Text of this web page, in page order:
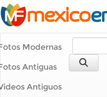
Modernas
Antiguas
Antiguos